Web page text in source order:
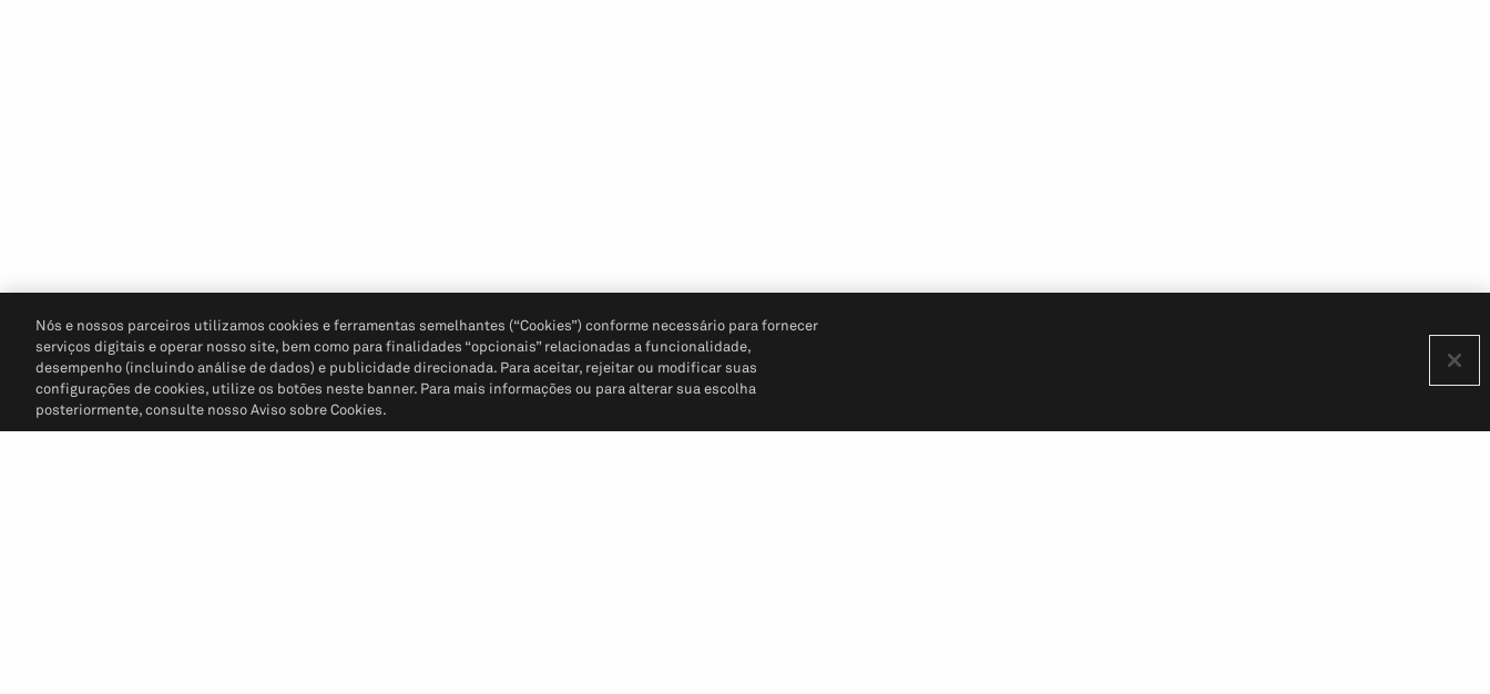
Nós e nossos parceiros utilizamos cookies e ferramentas semelhantes (“Cookies”) conforme necessário para fornecer
serviços digitais e operar nosso site, bem como para finalidades “opcionais” relacionadas a funcionalidade,
desempenho (incluindo análise de dados) e publicidade direcionada. Para aceitar, rejeitar ou modificar suas
configurações de cookies, utilize os botões neste banner. Para mais informações ou para alterar sua escolha
posteriormente, consulte nosso Aviso sobre Cookies.